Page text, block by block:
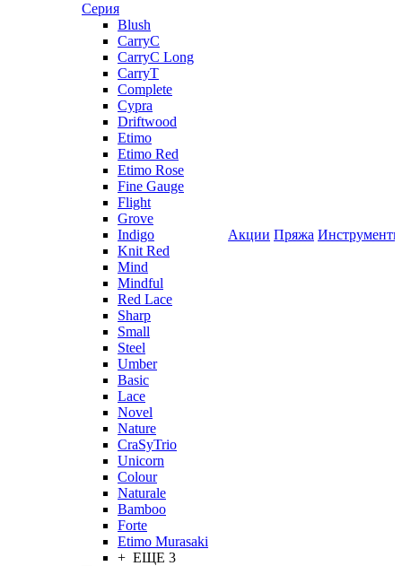
Серия
Blush
CarryC
CarryC Long
CarryT
Complete
Cypra
Driftwood
Etimo
Etimo Red
Etimo Rose
Fine Gauge
Flight
Grove
Indigo
Knit Red
Mind
Mindful
Red Lace
Sharp
Small
Steel
Umber
Basic
Lace
Novel
Nature
CraSyTrio
Unicorn
Colour
Naturale
Bamboo
Forte
Etimo Murasaki
+ ЕЩЕ 3
Акции Пряжа Инструменты